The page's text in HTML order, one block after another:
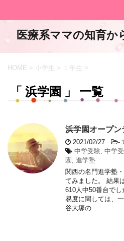
医療系ママの知育か
HOME > 小学生 > １年生 >
「 浜学園 」 一覧
浜学園オープン
2021/02/27 -
中学受験, 中学
園 , 進学塾
関西の名門進学塾
てみました。 結果
610人中50番台で
易度に関しては、
谷大塚の ...